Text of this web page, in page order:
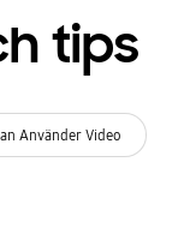
tips
Använder Video